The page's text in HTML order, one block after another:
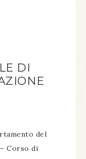
DI
del
Corso di